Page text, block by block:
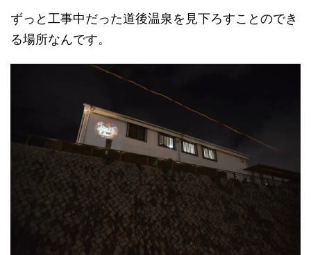
ずっと工事中だった道後温泉を見下ろすことのでき
る場所なんです。